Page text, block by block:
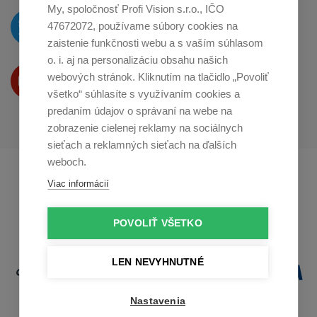
My, spoločnosť Profi Vision s.r.o., IČO
47672072, používame súbory cookies na
zaistenie funkčnosti webu a s vaším súhlasom
o. i. aj na personalizáciu obsahu našich
webových stránok. Kliknutím na tlačidlo „Povoliť
všetko“ súhlasíte s využívaním cookies a
predaním údajov o správaní na webe na
zobrazenie cielenej reklamy na sociálnych
sieťach a reklamných sieťach na ďalších
weboch.
Viac informácií
POVOLIŤ VŠETKO
LEN NEVYHNUTNÉ
Nastavenia
O novinkách píšeme
naTwitteri
Produkty Vám predstavujeme
na Youtube
Profikuchař.cz